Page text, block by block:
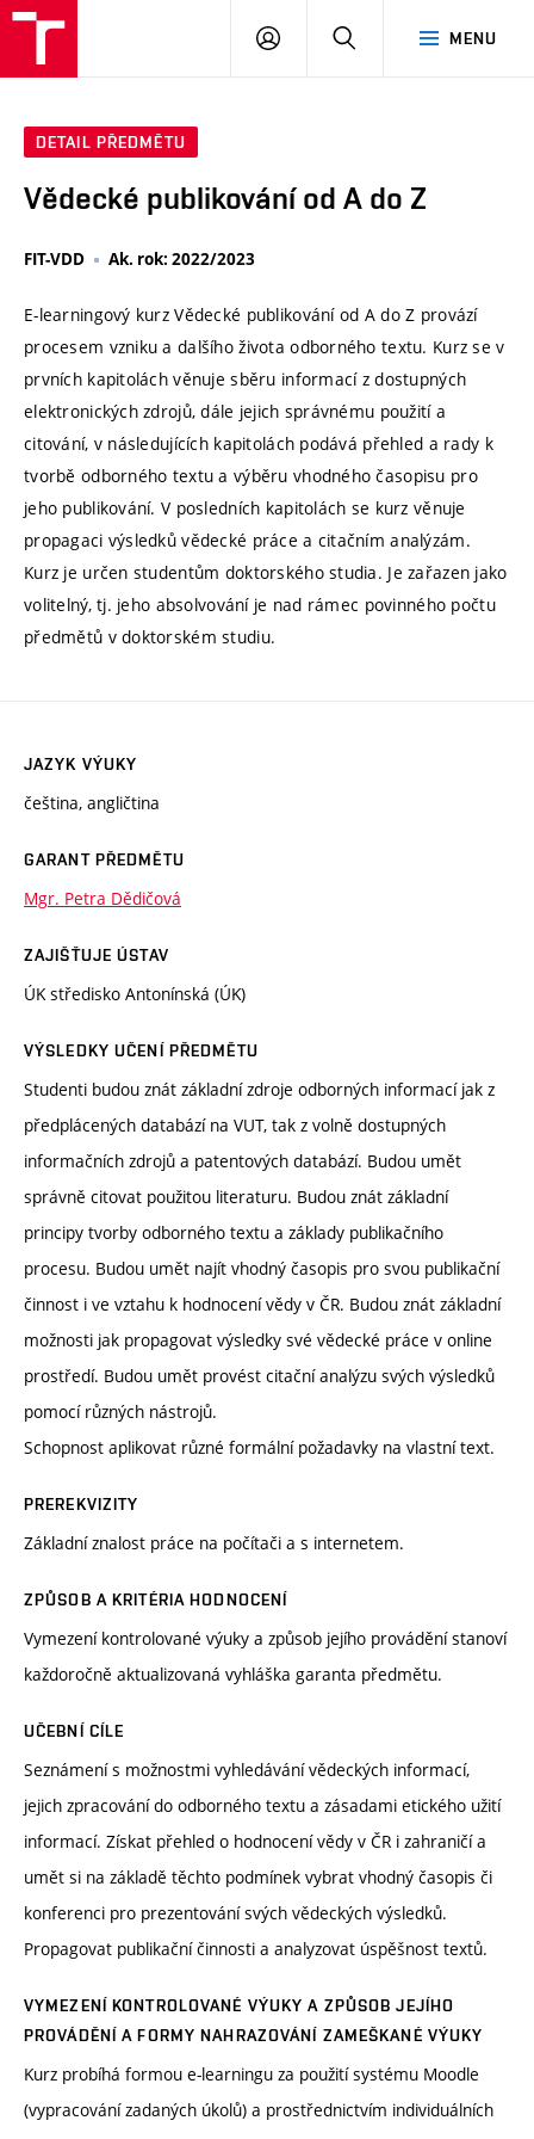
MENU
PŘIHLÁSIT
DETAIL PŘEDMĚTU
Vědecké publikování od A do Z
FIT-VDD Ak. rok: 2022/2023
E-learningový kurz Vědecké publikování od A do Z provází
procesem vzniku a dalšího života odborného textu. Kurz se v
prvních kapitolách věnuje sběru informací z dostupných
elektronických zdrojů, dále jejich správnému použití a
citování, v následujících kapitolách podává přehled a rady k
tvorbě odborného textu a výběru vhodného časopisu pro
jeho publikování. V posledních kapitolách se kurz věnuje
propagaci výsledků vědecké práce a citačním analýzám.
Kurz je určen studentům doktorského studia. Je zařazen jako
volitelný, tj. jeho absolvování je nad rámec povinného počtu
předmětů v doktorském studiu.
JAZYK VÝUKY
čeština, angličtina
GARANT PŘEDMĚTU
Mgr. Petra Dědičová
ZAJIŠŤUJE ÚSTAV
ÚK středisko Antonínská (ÚK)
VÝSLEDKY UČENÍ PŘEDMĚTU
Studenti budou znát základní zdroje odborných informací jak z
předplácených databází na VUT, tak z volně dostupných
informačních zdrojů a patentových databází. Budou umět
správně citovat použitou literaturu. Budou znát základní
principy tvorby odborného textu a základy publikačního
procesu. Budou umět najít vhodný časopis pro svou publikační
činnost i ve vztahu k hodnocení vědy v ČR. Budou znát základní
možnosti jak propagovat výsledky své vědecké práce v online
prostředí. Budou umět provést citační analýzu svých výsledků
pomocí různých nástrojů.
Schopnost aplikovat různé formální požadavky na vlastní text.
PREREKVIZITY
Základní znalost práce na počítači a s internetem.
ZPŮSOB A KRITÉRIA HODNOCENÍ
Vymezení kontrolované výuky a způsob jejího provádění stanoví
každoročně aktualizovaná vyhláška garanta předmětu.
UČEBNÍ CÍLE
Seznámení s možnostmi vyhledávání vědeckých informací,
jejich zpracování do odborného textu a zásadami etického užití
informací. Získat přehled o hodnocení vědy v ČR i zahraničí a
umět si na základě těchto podmínek vybrat vhodný časopis či
konferenci pro prezentování svých vědeckých výsledků.
Propagovat publikační činnosti a analyzovat úspěšnost textů.
VYMEZENÍ KONTROLOVANÉ VÝUKY A ZPŮSOB JEJÍHO
PROVÁDĚNÍ A FORMY NAHRAZOVÁNÍ ZAMEŠKANÉ VÝUKY
Kurz probíhá formou e-learningu za použití systému Moodle
(vypracování zadaných úkolů) a prostřednictvím individuálních